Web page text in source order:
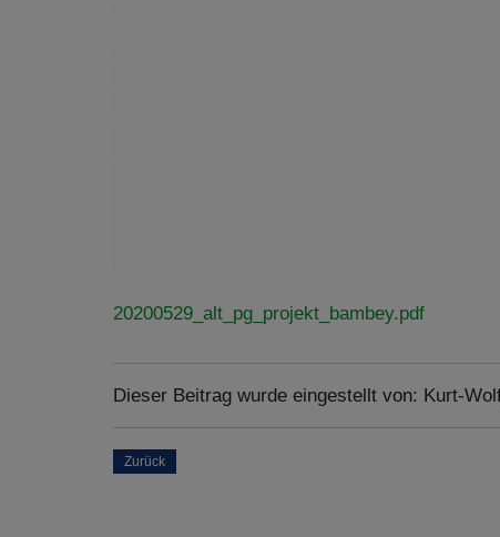
20200529_alt_pg_projekt_bambey.pdf
Dieser Beitrag wurde eingestellt von: Kurt-
Zurück